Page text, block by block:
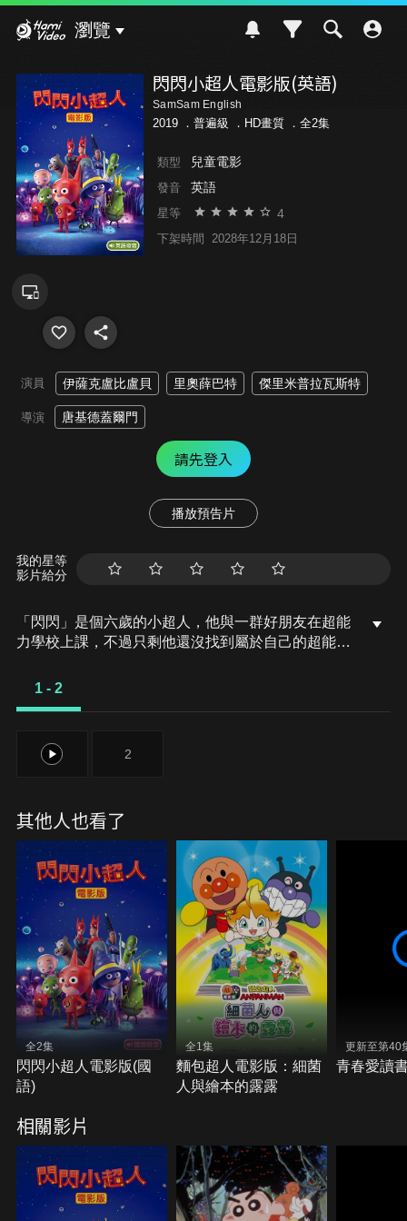
瀏覽
閃閃小超人電影版(英語)
SamSam English
2019 ． 普遍級 ．HD畫質 ．全2集
類型 兒童電影
發音 英語
星等 4
下架時間 2028年12月18日
演員 伊薩克盧比盧貝 里奧薛巴特 傑里米普拉瓦斯特
導演 唐基德蓋爾門
請先登入
播放預告片
我的星等
影片給分
「閃閃」是個六歲的小超人，他與一群好朋友在超能
力學校上課，不過只剩他還沒找到屬於自己的超能
國王密謀一個計劃，打算讓所有的小孩從此失去笑
王、保護宇宙呢？
1 - 2
1 2
其他人也看了
全2集
閃閃小超人電影版(國
語)
全1集
麵包超人電影版：細菌
人與繪本的露露
更新至第40
青春愛讀
相關影片